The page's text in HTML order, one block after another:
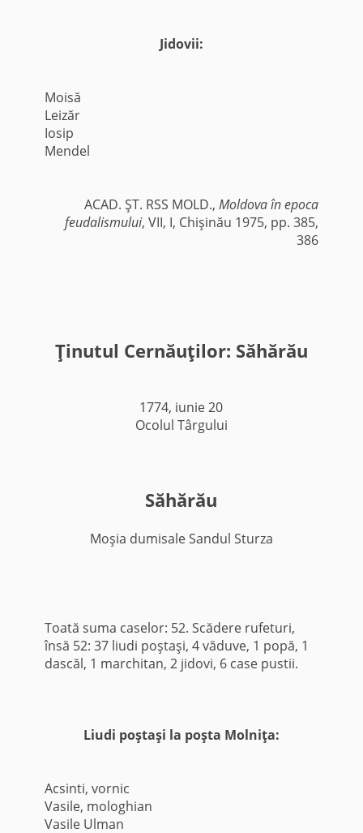
Jidovii:
Moisă
Leizăr
Iosip
Mendel
ACAD. ŞT. RSS MOLD.,Moldova în epoca
feudalismului, VII, I, Chişinău 1975, pp. 385,
386
Ţinutul Cernăuţilor: Săhărău
1774, iunie 20
Ocolul Târgului
Săhărău
Moşia dumisale Sandul Sturza
Toată suma caselor: 52. Scădere rufeturi,
însă 52: 37 liudi poştaşi, 4 văduve, 1 popă, 1
dascăl, 1 marchitan, 2 jidovi, 6 case pustii.
Liudi poştaşi la poşta Molniţa:
Acsinti, vornic
Vasile, mologhian
Vasile Ulman